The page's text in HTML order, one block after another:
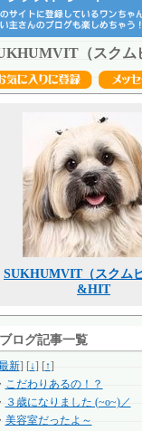
（スク
SUKHUMVIT（スクム
&HIT
ブログ記事一覧
新] [↓] [↑]
・ こだわりあるの！？
・ ３歳になりました (~o~)／
・ 美容室だったよ～